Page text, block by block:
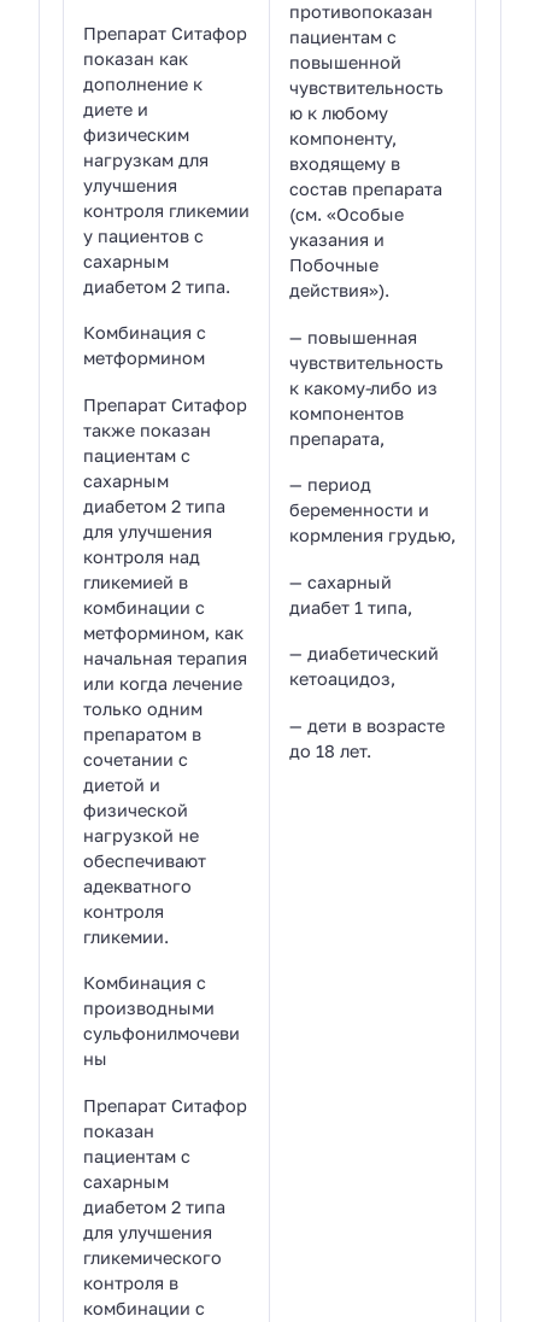
Препарат Ситафор
показан как
дополнение к
диете и
физическим
нагрузкам для
улучшения
контроля гликемии
у пациентов с
сахарным
диабетом 2 типа.
Комбинация с
метформином
Препарат Ситафор
также показан
пациентам с
сахарным
диабетом 2 типа
для улучшения
контроля над
гликемией в
комбинации с
метформином, как
начальная терапия
или когда лечение
только одним
препаратом в
сочетании с
диетой и
физической
нагрузкой не
обеспечивают
адекватного
контроля
гликемии.
Комбинация с
производными
сульфонилмочеви
ны
Препарат Ситафор
показан
пациентам с
сахарным
диабетом 2 типа
для улучшения
гликемического
контроля в
комбинации с
противопоказан
пациентам с
повышенной
чувствительность
ю к любому
компоненту,
входящему в
состав препарата
(см. «Особые
указания и
Побочные
действия»).
— повышенная
чувствительность
к какому-либо из
компонентов
препарата,
— период
беременности и
кормления грудью,
— сахарный
диабет 1 типа,
— диабетический
кетоацидоз,
— дети в возрасте
до 18 лет.